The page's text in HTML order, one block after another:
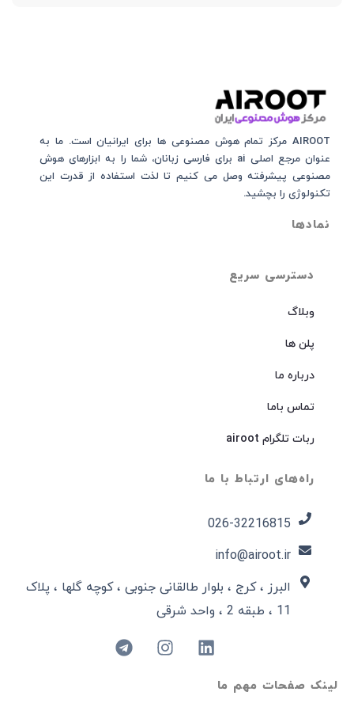
لینک صفحات مهم ما
دسترسی سریع
وبلاگ
پلن ها
درباره ما
تماس باما
ربات تلگرام airoot
راه‌های ارتباط با ما
026-32216815​
info@airoot.ir
البرز ، کرج ، بلوار طالقانی جنوبی ، کوچه گلها ، پلاک
11 ، طبقه 2 ، واحد شرقی
AIROOT مرکز تمام هوش مصنوعی‌‌‌ ها برای ایرانیان است. ما به
عنوان مرجع اصلی ai برای فارسی زبانان، شما را به ابزارهای هوش
مصنوعی پیشرفته وصل می کنیم تا لذت استفاده از قدرت این
تکنولوژی را بچشید.
نمادها